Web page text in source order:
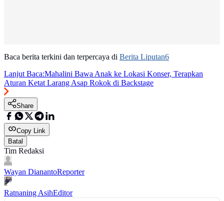
Baca berita terkini dan terpercaya di Berita Liputan6
Lanjut Baca:Mahalini Bawa Anak ke Lokasi Konser, Terapkan
Aturan Ketat Larang Asap Rokok di Backstage
Share
Copy Link
Batal
Tim Redaksi
Wayan DianantoReporter
Ratnaning AsihEditor